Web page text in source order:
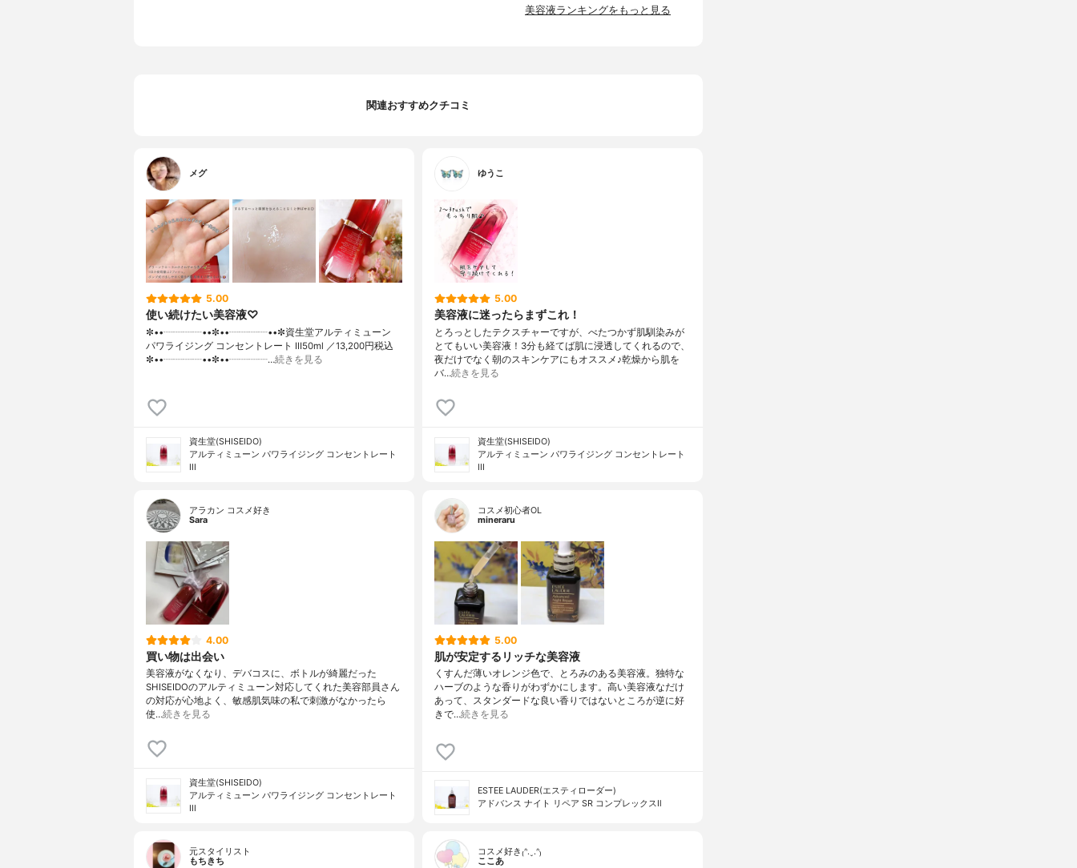
美容液ランキングをもっと見る
関連おすすめクチコミ
メグ
5.00
使い続けたい美容液♡
✼••┈┈┈┈••✼••┈┈┈┈••✼資生堂アルティミューン
パワライジング コンセントレート Ⅲ50ml ／13,200円税込
✼••┈┈┈┈••✼••┈┈┈┈…続きを見る
資生堂(SHISEIDO)
アルティミューン パワライジング コンセントレート
III
ゆうこ
5.00
美容液に迷ったらまずこれ！
とろっとしたテクスチャーですが、べたつかず肌馴染みが
とてもいい美容液！3分も経てば肌に浸透してくれるので、
夜だけでなく朝のスキンケアにもオススメ♪乾燥から肌を
バ…続きを見る
資生堂(SHISEIDO)
アルティミューン パワライジング コンセントレート
III
アラカン コスメ好き
Sara
4.00
買い物は出会い
美容液がなくなり、デバコスに、ボトルが綺麗だった
SHISEIDOのアルティミューン対応してくれた美容部員さん
の対応が心地よく、敏感肌気味の私で刺激がなかったら
使…続きを見る
資生堂(SHISEIDO)
アルティミューン パワライジング コンセントレート
III
コスメ初心者OL
mineraru
5.00
肌が安定するリッチな美容液
くすんだ薄いオレンジ色で、とろみのある美容液。独特な
ハーブのような香りがわずかにします。高い美容液なだけ
あって、スタンダードな良い香りではないところが逆に好
きで…続きを見る
ESTEE LAUDER(エスティローダー)
アドバンス ナイト リペア SR コンプレックスⅡ
元スタイリスト
もちきち
コスメ好き₍ᐢ.ˬ.ᐢ₎
ここあ